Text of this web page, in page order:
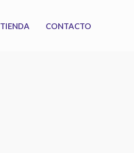
TIENDA CONTACTO